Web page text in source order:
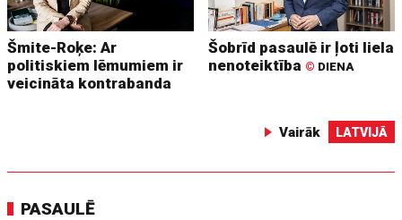
Šmite-Roķe: Ar
politiskiem lēmumiem ir
veicināta kontrabanda
Šobrīd pasaulē ir ļoti liela
nenoteiktība © DIENA
Vairāk LATVIJĀ
PASAULĒ